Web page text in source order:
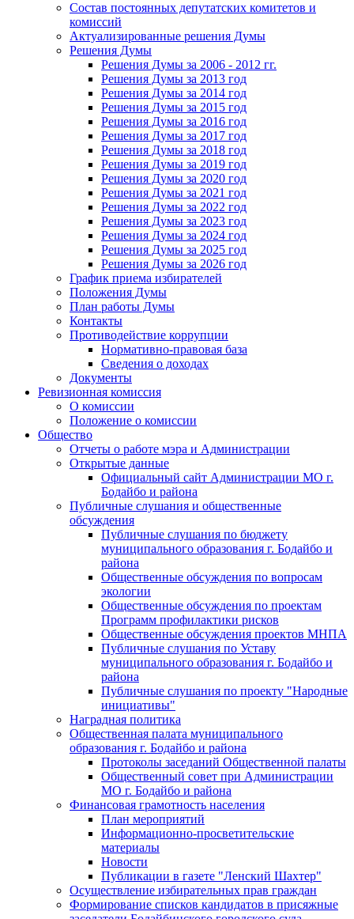
Состав постоянных депутатских комитетов и
комиссий
Актуализированные решения Думы
Решения Думы
Решения Думы за 2006 - 2012 гг.
Решения Думы за 2013 год
Решения Думы за 2014 год
Решения Думы за 2015 год
Решения Думы за 2016 год
Решения Думы за 2017 год
Решения Думы за 2018 год
Решения Думы за 2019 год
Решения Думы за 2020 год
Решения Думы за 2021 год
Решения Думы за 2022 год
Решения Думы за 2023 год
Решения Думы за 2024 год
Решения Думы за 2025 год
Решения Думы за 2026 год
График приема избирателей
Положения Думы
План работы Думы
Контакты
Противодействие коррупции
Нормативно-правовая база
Сведения о доходах
Документы
Ревизионная комиссия
О комиссии
Положение о комиссии
Общество
Отчеты о работе мэра и Администрации
Открытые данные
Официальный сайт Администрации МО г.
Бодайбо и района
Публичные слушания и общественные
обсуждения
Публичные слушания по бюджету
муниципального образования г. Бодайбо и
района
Общественные обсуждения по вопросам
экологии
Общественные обсуждения по проектам
Программ профилактики рисков
Общественные обсуждения проектов МНПА
Публичные слушания по Уставу
муниципального образования г. Бодайбо и
района
Публичные слушания по проекту "Народные
инициативы"
Наградная политика
Общественная палата муниципального
образования г. Бодайбо и района
Протоколы заседаний Общественной палаты
Общественный совет при Администрации
МО г. Бодайбо и района
Финансовая грамотность населения
План мероприятий
Информационно-просветительские
материалы
Новости
Публикации в газете "Ленский Шахтер"
Осуществление избирательных прав граждан
Формирование списков кандидатов в присяжные